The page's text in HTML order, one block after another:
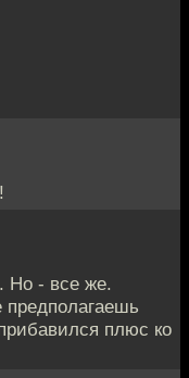
Но - все же.
плюс ко